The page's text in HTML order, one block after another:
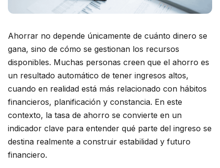
Ahorrar no depende únicamente de cuánto dinero se
gana, sino de cómo se gestionan los recursos
disponibles. Muchas personas creen que el ahorro es
un resultado automático de tener ingresos altos,
cuando en realidad está más relacionado con hábitos
financieros, planificación y constancia. En este
contexto, la tasa de ahorro se convierte en un
indicador clave para entender qué parte del ingreso se
destina realmente a construir estabilidad y futuro
financiero.